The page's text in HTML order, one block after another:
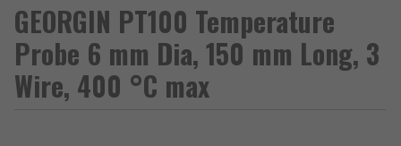
GEORGIN PT100 Temperature
Probe 6 mm Dia, 150 mm Long, 3
Wire, 400 °C max